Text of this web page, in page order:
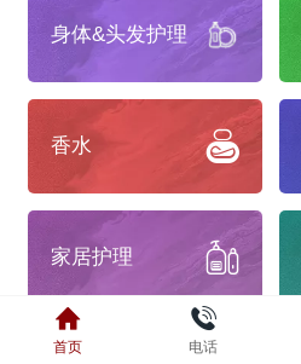
身体&头发护理
香水
家居护理
首页 电话